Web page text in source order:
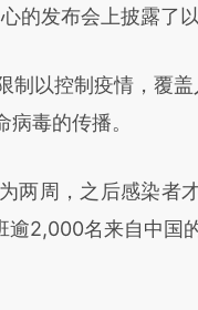
发布会上披露了以
以控制疫情，覆
毒的传播。
周，之后感染者
2,000名来自中国